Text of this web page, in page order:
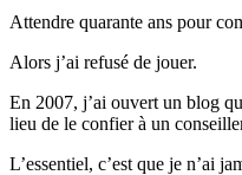
Attendre quarante ans pour
Alors j’ai refusé de jouer.
En 2007, j’ai ouvert un blog
lieu de le confier à un
L’essentiel, c’est que je n’ai